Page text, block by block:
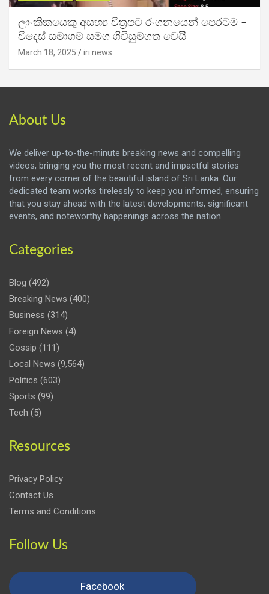
ලාංකිකයෙකු අසභ්‍ය චිත්‍රපට රංගනයෙන් පෙරටම –
විදෙස් සමාගම් සමග ගිවිසුම්ගත වෙයි
March 18, 2025 iri news
About Us
We deliver up-to-the-minute breaking news and compelling
videos, bringing you the most recent and impactful stories
from every corner of the beautiful island of Sri Lanka. Our
dedicated team works tirelessly to keep you informed, ensuring
that you stay ahead with the latest developments, significant
events, and noteworthy happenings across the nation.
Categories
Blog (492)
Breaking News (400)
Business (314)
Foreign News (4)
Gossip (111)
Local News (9,564)
Politics (603)
Sports (99)
Tech (5)
Resources
Privacy Policy
Contact Us
Terms and Conditions
Follow Us
Facebook